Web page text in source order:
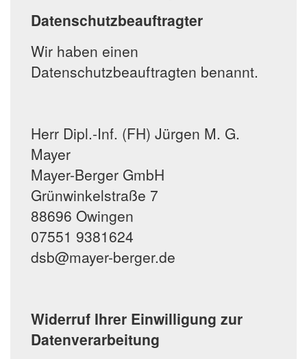
Datenschutzbeauftragter
Wir haben einen
Datenschutzbeauftragten benannt.
Herr Dipl.-Inf. (FH) Jürgen M. G.
Mayer
Mayer-Berger GmbH
Grünwinkelstraße 7
88696 Owingen
07551 9381624
dsb@mayer-berger.de
Widerruf Ihrer Einwilligung zur
Datenverarbeitung